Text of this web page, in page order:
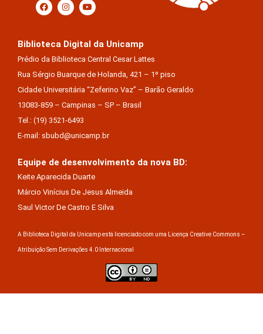
Biblioteca Digital da Unicamp
Prédio da Biblioteca Central Cesar Lattes
Rua Sérgio Buarque de Holanda, 421 – 1º piso
Cidade Universitária “Zeferino Vaz” – Barão Geraldo
13083-859 – Campinas – SP – Brasil
Tel.: (19) 3521-6493
E-mail: sbubd@unicamp.br
Equipe de desenvolvimento da nova BD:
Keite Aparecida Duarte
Márcio Vinícius De Jesus Almeida
Saul Victor De Castro E Silva
A Biblioteca Digital da Unicamp está licenciado com uma Licença Creative Commons –
Atribuição Sem Derivações 4.0 Internacional